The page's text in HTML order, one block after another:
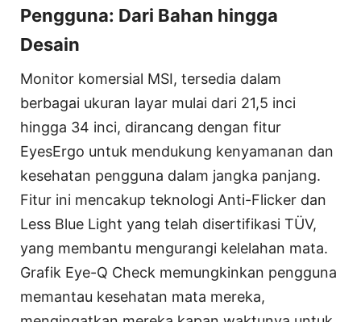
Pengguna: Dari Bahan hingga
Desain
Monitor komersial MSI, tersedia dalam
berbagai ukuran layar mulai dari 21,5 inci
hingga 34 inci, dirancang dengan fitur
EyesErgo untuk mendukung kenyamanan dan
kesehatan pengguna dalam jangka panjang.
Fitur ini mencakup teknologi Anti-Flicker dan
Less Blue Light yang telah disertifikasi TÜV,
yang membantu mengurangi kelelahan mata.
Grafik Eye-Q Check memungkinkan pengguna
memantau kesehatan mata mereka,